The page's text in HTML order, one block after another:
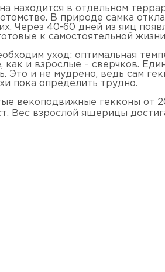
находится в отдельном
В природе самка
Через 40-60 дней из яиц
к самостоятельной
уход: оптимальная
как и взрослые – сверчков.
Это и не мудрено, ведь сам
пока определить трудно.
векоподвижные гекконы от
Вес взрослой ящерицы